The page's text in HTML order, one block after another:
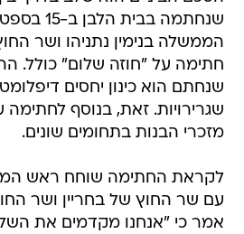
שנחתמה
הממשלה בנימין נתניהו ושר
חתימה על "חוזה שלום" כולל.
שנחתם הוא כינון יחסים
שגרירויות. זאת, בנוסף
מזכרי הבנות בתחומים שונים.
לקראת החתימה שוחח ראש
עם שר החוץ של בחריין ושר
אמר כי "אנחנו מקדמים את